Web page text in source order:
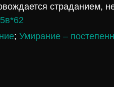
страданием,
; Умирание –